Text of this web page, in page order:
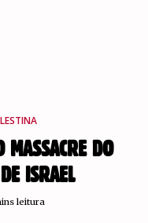
MASSACRE DO
ISRAEL
leitura